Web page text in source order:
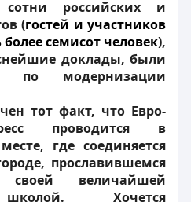
российских и
(гостей и участников
более семисот человек),
доклады, были
по модернизации
тот факт, что Евро-
проводится в
где соединяется
прославившемся
величайшей
Хочется